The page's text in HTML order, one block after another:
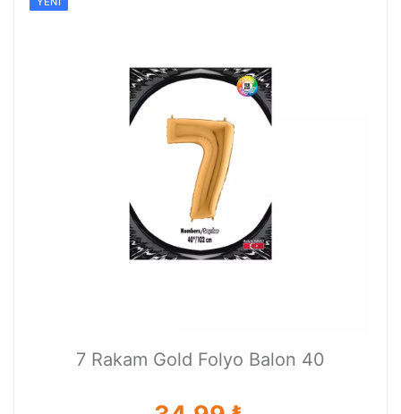
7 Rakam Gold Folyo Balon 40